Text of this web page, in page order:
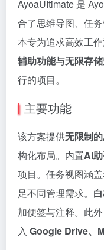
AyoaUItimate 是
合了思维导图、任
本专为追求高效工
辅助功能与无限存
行的项目。
主要功能
该方案提供无限制
构化布局。内置AI
项目。任务视图涵
足不同管理需求。
加便签与注释。此
入 Google Drive、